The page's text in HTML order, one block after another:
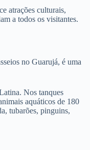
atrações culturais,
a todos os visitantes.
no Guarujá, é uma
Nos tanques
aquáticos de 180
tubarões, pinguins,